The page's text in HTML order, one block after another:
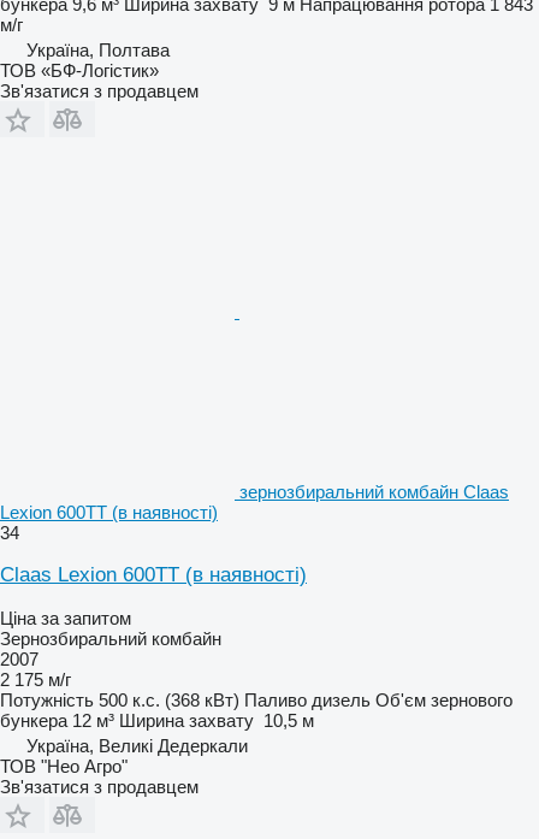
бункера 9,6 м³ Ширина захвату 9 м Напрацювання ротора 1 843
м/г
Україна, Полтава
ТОВ «БФ-Логістик»
Зв'язатися з продавцем
зернозбиральний комбайн Claas
Lexion 600TT (в наявності)
34
Claas Lexion 600TT (в наявності)
Ціна за запитом
Зернозбиральний комбайн
2007
2 175 м/г
Потужність 500 к.с. (368 кВт) Паливо дизель Об'єм зернового
бункера 12 м³ Ширина захвату 10,5 м
Україна, Великі Дедеркали
ТОВ "Нео Агро"
Зв'язатися з продавцем